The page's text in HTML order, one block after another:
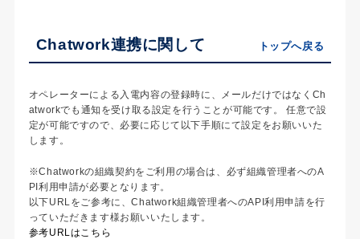
Chatwork連携に関して トップへ戻る
オペレーターによる入電内容の登録時に、メールだけではなくCh
atworkでも通知を受け取る設定を行うことが可能です。 任意で設
定が可能ですので、必要に応じて以下手順にて設定をお願いいた
します。
※Chatworkの組織契約をご利用の場合は、必ず組織管理者へのA
PI利用申請が必要となります。
以下URLをご参考に、Chatwork組織管理者へのAPI利用申請を行
っていただきます様お願いいたします。
参考URLはこちら